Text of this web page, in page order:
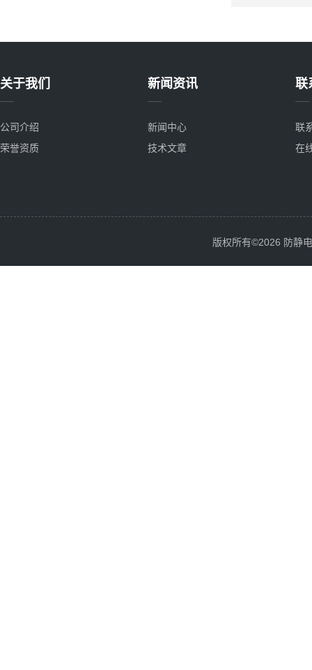
关于我们
公司介绍
荣誉资质
新闻资讯
新闻中心
技术文章
联
联
在
版权所有©2026 防静